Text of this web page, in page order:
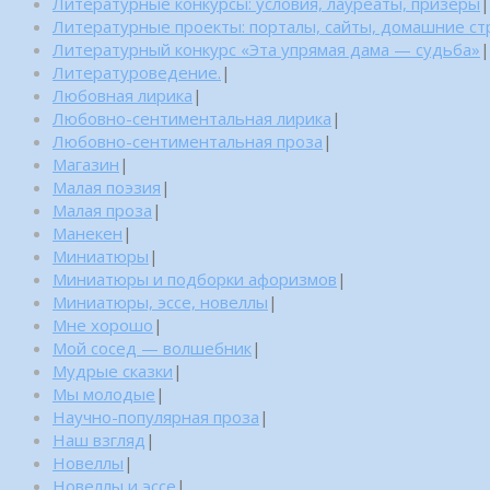
Литературные проекты: порталы, сайты, домашние
Литературный конкурс «Эта упрямая дама — судьба» |
Литературоведение. |
Любовная лирика |
Любовно-сентиментальная лирика |
Любовно-сентиментальная проза |
Магазин |
Малая поэзия |
Малая проза |
Манекен |
Миниатюры |
Миниатюры и подборки афоризмов |
Миниатюры, эссе, новеллы |
Мне хорошо |
Мой сосед — волшебник|
Мудрые сказки |
Мы молодые |
Научно-популярная проза |
Наш взгляд |
Новеллы |